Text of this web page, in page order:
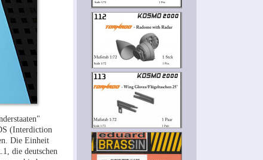
(Interdiction
Die Einheit
die deutschen